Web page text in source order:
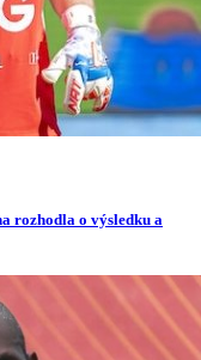
rozhodla o výsledku a